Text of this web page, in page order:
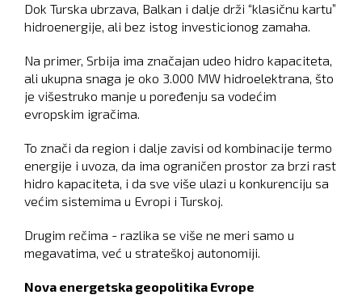
Dok Turska ubrzava, Balkan i dalje drži “klasičnu kartu”
hidroenergije, ali bez istog investicionog zamaha.
Na primer, Srbija ima značajan udeo hidro kapaciteta,
ali ukupna snaga je oko 3.000 MW hidroelektrana, što
je višestruko manje u poređenju sa vodećim
evropskim igračima.
To znači da region i dalje zavisi od kombinacije termo
energije i uvoza, da ima ograničen prostor za brzi rast
hidro kapaciteta, i da sve više ulazi u konkurenciju sa
većim sistemima u Evropi i Turskoj.
Drugim rečima - razlika se više ne meri samo u
megavatima, već u strateškoj autonomiji.
Nova energetska geopolitika Evrope